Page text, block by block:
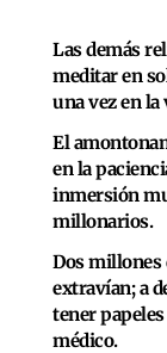
Las demás
meditar en
una vez en
El
en la
inmersión
millonarios.
Dos millones
extravían; a
tener
médico.